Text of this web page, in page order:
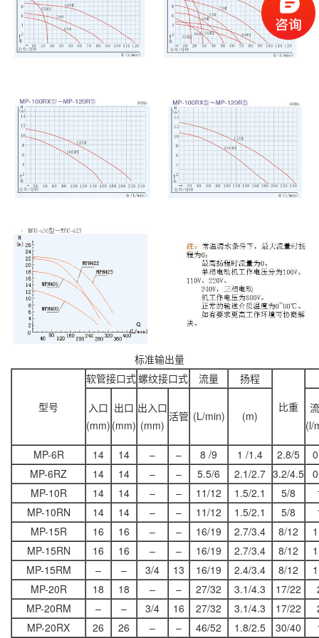
标准输出量
型号
软管接口式 螺纹接口式 流量
扬程
比重
入口
(mm)
出口
(mm)
出入口
(mm)
活管 (L/min) (m)
(l/
MP-6R 14 14 – – 8 /9 1 /1.4 2.8/5
MP-6RZ
14 14 – – 5.5/6 2.1/2.7 3.2/4.5
MP-10R
14 14 – – 11/12 1.5/2.1 5/8
MP-10RN
14 14 – – 11/12 1.5/2.1 5/8
MP-15R
16 16 – – 16/19 2.7/3.4 8/12
MP-15RN
16 16 – – 16/19 2.7/3.4 8/12
MP-15RM
– – 3/4 13 16/19 2.4/3.4 8/12
MP-20R
18 18 – – 27/32 3.1/4.3 17/22
MP-20RM
– – 3/4 16 27/32 3.1/4.3 17/22
MP-20RX
26 26 – – 46/52 1.8/2.5 30/40